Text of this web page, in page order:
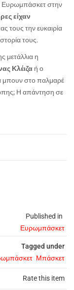
Published in
Ευρωμπάσκετ
Tagged under
Μπάσκετ
Rate this item
Ευρωμπάσκετ στην
είχαν
τους την ευκαιρία
τους.
μετάλλια η
Κλέιζαή ο
μπουν στο παλμαρέ
Η απάντηση σε